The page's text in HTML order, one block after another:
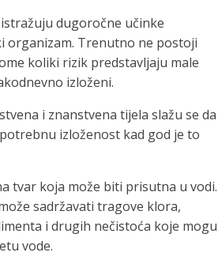
dugoročne učinke
organizam. Trenutno ne postoji
koliki rizik predstavljaju male
izloženi.
i znanstvena tijela slažu se da
izloženost kad god je to
tvar koja može biti prisutna u vodi.
sadržavati tragove klora,
i drugih nečistoća koje mogu
vode.